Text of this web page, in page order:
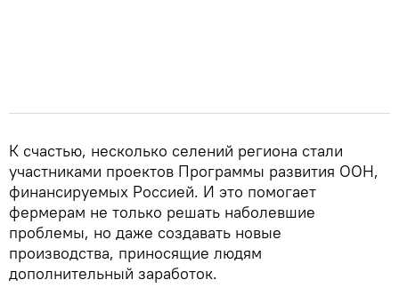
К счастью, несколько селений региона стали
участниками проектов Программы развития ООН,
финансируемых Россией. И это помогает
фермерам не только решать наболевшие
проблемы, но даже создавать новые
производства, приносящие людям
дополнительный заработок.